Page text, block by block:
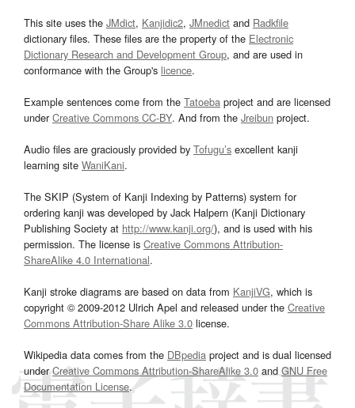
This site uses the JMdict, Kanjidic2, JMnedict and Radkfile
dictionary files. These files are the property of the Electronic
Dictionary Research and Development Group, and are used in
conformance with the Group's licence.
Example sentences come from the Tatoeba project and are licensed
underCreative Commons CC-BY. And from the Jreibun project.
Audio files are graciously provided by Tofugu’s excellent kanji
learning site WaniKani.
The SKIP (System of Kanji Indexing by Patterns) system for
ordering kanji was developed by Jack Halpern (Kanji Dictionary
Publishing Society at http://www.kanji.org/), and is used with his
permission. The license is Creative Commons Attribution-
ShareAlike 4.0 International.
Kanji stroke diagrams are based on data from KanjiVG, which is
copyright © 2009-2012 Ulrich Apel and released under the Creative
Commons Attribution-Share Alike 3.0 license.
Wikipedia data comes from the DBpedia project and is dual licensed
underCreative Commons Attribution-ShareAlike 3.0and GNU Free
Documentation License.